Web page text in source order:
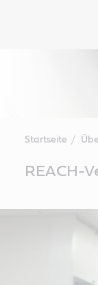
Startseite
ContentREACH-